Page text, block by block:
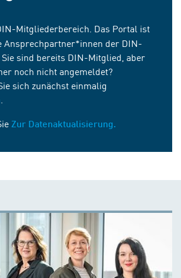
Mitgliederbereich. Das Portal ist
Ansprechpartner*innen der DIN-
sind bereits DIN-Mitglied, aber
noch nicht angemeldet?
sich zunächst einmalig
Zur Datenaktualisierung.